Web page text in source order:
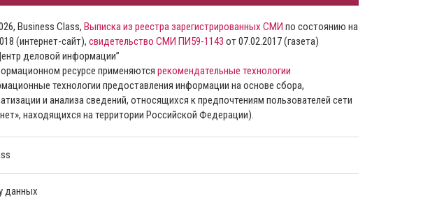
Business Class, Выписка из реестра зарегистрированных СМИ по состоянию на
(интернет-сайт), свидетельство СМИ ПИ59-1143 от 07.02.2017 (газета)
деловой информации”
ресурсе применяются рекомендательные технологии
технологии предоставления информации на основе сбора,
и анализа сведений, относящихся к предпочтениям пользователей сети
находящихся на территории Российской Федерации).
данных